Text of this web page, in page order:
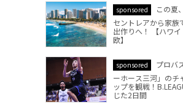
sponsored
この夏
セントレアから家族
出作りへ！ 【ハワ
欧】
sponsored
プロバ
ーホース三河」のチ
ップを観戦！
じた2日間